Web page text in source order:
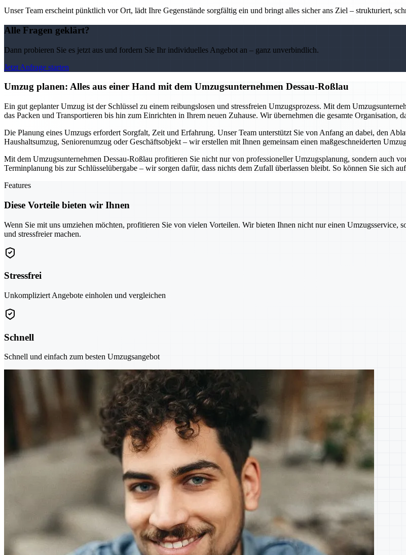
Unser Team erscheint pünktlich vor Ort, lädt Ihre Gegenstände sorgfältig ein und bringt alles sicher ans Ziel – strukturiert,
Alle Fragen geklärt?
Dann probieren Sie es jetzt aus und fordern Sie Ihr individuelles Angebot an – ganz unverbindlich.
Jetzt Anfrage starten
Umzug planen: Alles aus einer Hand mit dem Umzugsunternehmen Dessau-Roßlau
Ein gut geplanter Umzug ist der Schlüssel zu einem reibungslosen und stressfreien Umzugsprozess. Mit dem
das Packen und Transportieren bis hin zum Einrichten in Ihrem neuen Zuhause. Wir übernehmen die gesamte Organisation,
Die Planung eines Umzugs erfordert Sorgfalt, Zeit und Erfahrung. Unser Team unterstützt Sie von Anfang an dabei, den
Haushaltsumzug, Seniorenumzug oder Geschäftsobjekt – wir erstellen mit Ihnen gemeinsam einen maßgeschneiderten
Mit dem Umzugsunternehmen Dessau-Roßlau profitieren Sie nicht nur von professioneller Umzugsplanung, sondern auch
Terminplanung bis zur Schlüsselübergabe – wir sorgen dafür, dass nichts dem Zufall überlassen bleibt. So können Sie sich
Features
Diese Vorteile bieten wir Ihnen
Wenn Sie mit uns umziehen möchten, profitieren Sie von vielen Vorteilen. Wir bieten Ihnen nicht nur einen Umzugsservice,
und stressfreier machen.
Stressfrei
Unkompliziert Angebote einholen und vergleichen
Schnell
Schnell und einfach zum besten Umzugsangebot